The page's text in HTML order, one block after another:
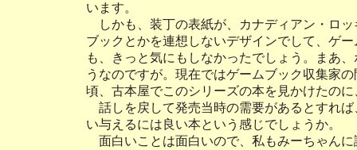
います。
しかも、装丁の表紙が、カナディアン・ロ
ブックとかを連想しないデザインでして、ゲ
も、きっと気にもしなかったでしょう。まあ
うなのですが。現在ではゲームブック収集家
頃、古本屋でこのシリーズの本を見かけたの
話しを戻して発売当時の需要があるとすれ
い与えるには良い本という感じでしょうか。
面白いことは面白いので、私もみーちゃんに